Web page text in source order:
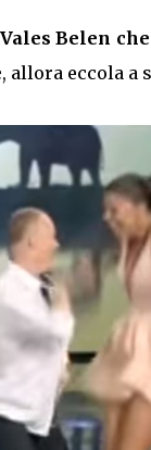
Belen
, allora eccola a